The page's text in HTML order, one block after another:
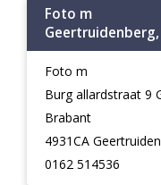
Foto m
Foto m
Burg allardstraat 9
Brabant
4931CA
0162 514536